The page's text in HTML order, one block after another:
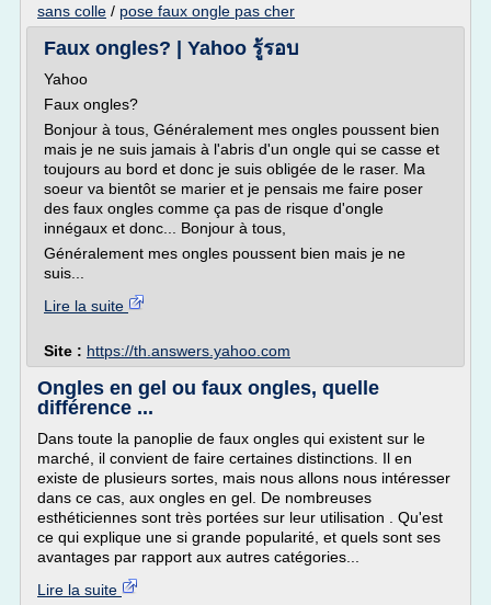
sans colle / pose faux ongle pas cher
Faux ongles? | Yahoo รู้รอบ
Yahoo
Faux ongles?
Bonjour à tous, Généralement mes ongles poussent bien
mais je ne suis jamais à l'abris d'un ongle qui se casse et
toujours au bord et donc je suis obligée de le raser. Ma
soeur va bientôt se marier et je pensais me faire poser
des faux ongles comme ça pas de risque d'ongle
innégaux et donc... Bonjour à tous,
Généralement mes ongles poussent bien mais je ne
suis...
Lire la suite
Site : https://th.answers.yahoo.com
Ongles en gel ou faux ongles, quelle
différence ...
Dans toute la panoplie de faux ongles qui existent sur le
marché, il convient de faire certaines distinctions. Il en
existe de plusieurs sortes, mais nous allons nous intéresser
dans ce cas, aux ongles en gel. De nombreuses
esthéticiennes sont très portées sur leur utilisation . Qu'est
ce qui explique une si grande popularité, et quels sont ses
avantages par rapport aux autres catégories...
Lire la suite